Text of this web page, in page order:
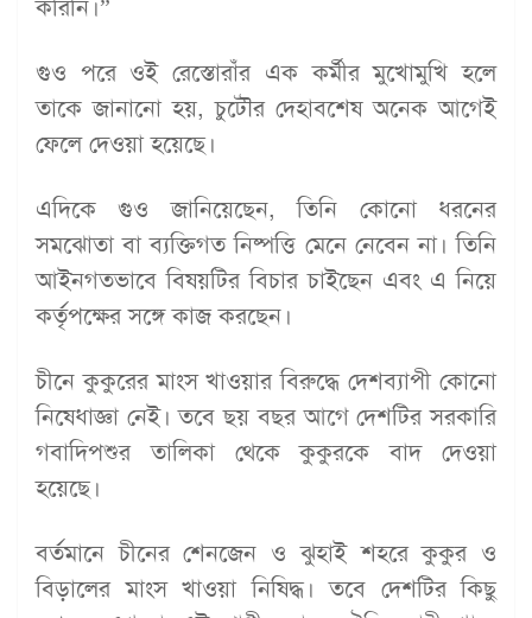
করিনি।”
গুও পরে ওই রেস্তোরাঁর এক কর্মীর মুখোমুখি হলে
তাকে জানানো হয়, চুটৌর দেহাবশেষ অনেক আগেই
ফেলে দেওয়া হয়েছে।
এদিকে গুও জানিয়েছেন, তিনি কোনো ধরনের
সমঝোতা বা ব্যক্তিগত নিষ্পত্তি মেনে নেবেন না। তিনি
আইনগতভাবে বিষয়টির বিচার চাইছেন এবং এ নিয়ে
কর্তৃপক্ষের সঙ্গে কাজ করছেন।
চীনে কুকুরের মাংস খাওয়ার বিরুদ্ধে দেশব্যাপী কোনো
নিষেধাজ্ঞা নেই। তবে ছয় বছর আগে দেশটির সরকারি
গবাদিপশুর তালিকা থেকে কুকুরকে বাদ দেওয়া
হয়েছে।
বর্তমানে চীনের শেনজেন ও ঝুহাই শহরে কুকুর ও
বিড়ালের মাংস খাওয়া নিষিদ্ধ। তবে দেশটির কিছু